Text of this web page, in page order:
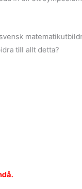
till allt detta?